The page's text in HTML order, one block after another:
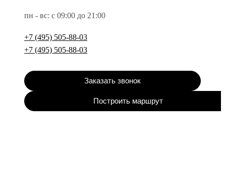
пн - вс: с 09:00 до 21:00
+7 (495) 505-88-03
+7 (495) 505-88-03
Заказать звонок
Построить маршрут